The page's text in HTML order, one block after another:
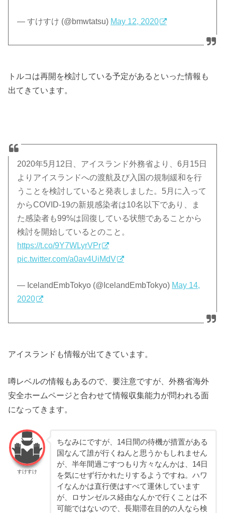
— すけすけ (@bmwtatsu) May 12, 2020
トルコは再開を検討している予定があるといった情報も
出てきています。
2020年5月12日、アイスランド外務省より、6月15日
よりアイスランドへの渡航及び入国の規制緩和を行
うことを検討していると発表しました。5月に入って
からCOVID-19の新規感染者は10名以下であり、ま
た感染者も99%は回復している状態であることから
検討を開始しているとのこと。
https://t.co/9Y7WLyrVPr
pic.twitter.com/a0av4UiMdV
— IcelandEmbTokyo (@IcelandEmbTokyo) May 14,
2020
アイスランドも情報が出てきています。
噂レベルの情報もあるので、要注意ですが、外務省海外
安全ホームページと合わせて情報収集能力が問われる面
になってきます。
すけすけ
ちなみにですが、14日間の待機が措置がある
国なんて誰が行くねんと思うかもしれません
が、半年間過ごすつもり方々なんかは、14日
を気にせず行かれたりするようですね。ハワ
イなんかは直行便はすべて運休しています
が、ロサンゼルス経由なんかで行くことは不
可能ではないので、長期滞在目的の人なら検